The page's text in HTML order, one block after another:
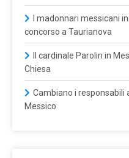
I madonnari messicani
concorso a Taurianova
Il cardinale Parolin in
Chiesa
Cambiano i responsabili
Messico